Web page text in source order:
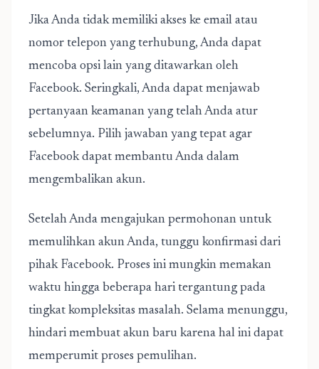
Jika Anda tidak memiliki akses ke email atau
nomor telepon yang terhubung, Anda dapat
mencoba opsi lain yang ditawarkan oleh
Facebook. Seringkali, Anda dapat menjawab
pertanyaan keamanan yang telah Anda atur
sebelumnya. Pilih jawaban yang tepat agar
Facebook dapat membantu Anda dalam
mengembalikan akun.
Setelah Anda mengajukan permohonan untuk
memulihkan akun Anda, tunggu konfirmasi dari
pihak Facebook. Proses ini mungkin memakan
waktu hingga beberapa hari tergantung pada
tingkat kompleksitas masalah. Selama menunggu,
hindari membuat akun baru karena hal ini dapat
memperumit proses pemulihan.